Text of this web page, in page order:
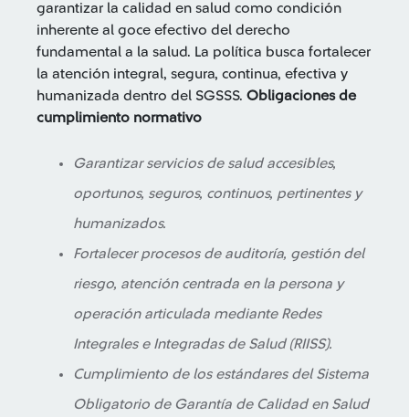
garantizar la calidad en salud como condición
inherente al goce efectivo del derecho
fundamental a la salud. La política busca fortalecer
la atención integral, segura, continua, efectiva y
humanizada dentro del SGSSS. Obligaciones de
cumplimiento normativo
Garantizar servicios de salud accesibles,
oportunos, seguros, continuos, pertinentes y
humanizados.
Fortalecer procesos de auditoría, gestión del
riesgo, atención centrada en la persona y
operación articulada mediante Redes
Integrales e Integradas de Salud (RIISS).
Cumplimiento de los estándares del Sistema
Obligatorio de Garantía de Calidad en Salud